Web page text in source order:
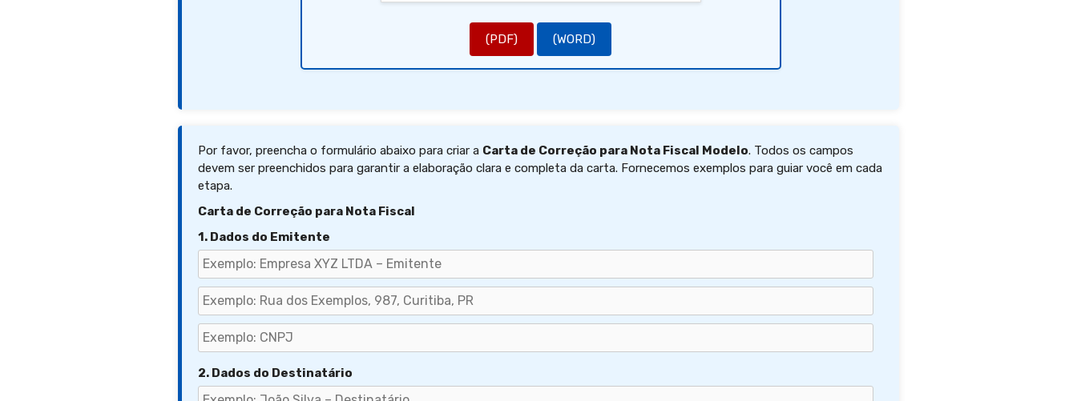
(PDF) (WORD)
Por favor, preencha o formulário abaixo para criar a Carta de Correção para Nota Fiscal Modelo. Todos os campos
devem ser preenchidos para garantir a elaboração clara e completa da carta. Fornecemos exemplos para guiar você em cada
etapa.
Carta de Correção para Nota Fiscal
1. Dados do Emitente
2. Dados do Destinatário